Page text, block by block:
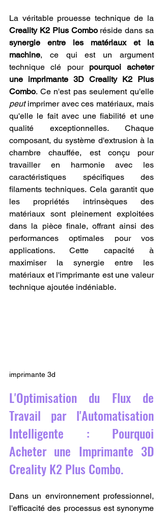
Creality K2 Plus Combo
synergie entre les matériaux et la
machine, ce qui est un argument
technique clé pour pourquoi acheter
une imprimante 3D Creality K2 Plus
Combo
peut imprimer avec ces matériaux, mais
qu'elle le fait avec une fiabilité et une
qualité exceptionnelles. Chaque
composant, du système d'extrusion à la
chambre chauffée, est conçu pour
travailler en harmonie avec les
caractéristiques spécifiques des
filaments techniques. Cela garantit que
les propriétés intrinsèques des
matériaux sont pleinement exploitées
dans la pièce finale, offrant ainsi des
performances optimales pour vos
applications. Cette capacité à
maximiser la synergie entre les
matériaux et l'imprimante est une valeur
technique ajoutée indéniable.
imprimante 3d
L'Optimisation du Flux de
Travail par l'Automatisation
Intelligente : Pourquoi
Acheter une Imprimante 3D
Creality K2 Plus Combo.
Dans un environnement professionnel,
l'efficacité des processus est synonyme